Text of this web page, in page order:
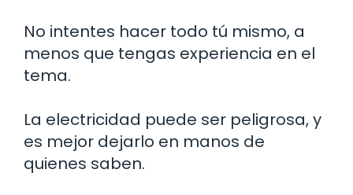
No intentes hacer todo tú mismo, a
menos que tengas experiencia en el
tema.
La electricidad puede ser peligrosa, y
es mejor dejarlo en manos de
quienes saben.